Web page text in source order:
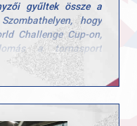
gyűltek össze a
hogy
Challenge Cup-on,
a tornasport
három héttel a